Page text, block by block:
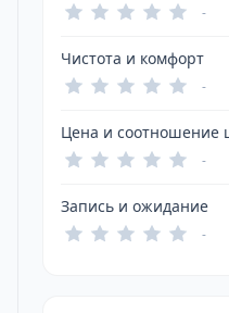
-
Чистота и комфорт
-
Цена и соотношение
-
Запись и ожидание
-